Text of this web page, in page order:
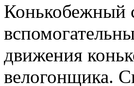
Конькобежный
движения
велогонщика.